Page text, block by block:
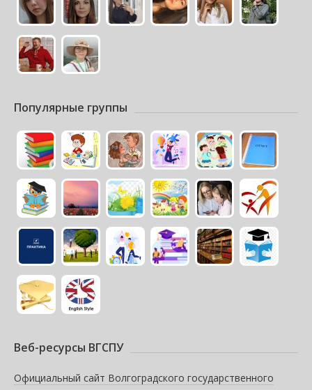
Популярные группы
Веб-ресурсы ВГСПУ
Официальный сайт Волгоградского государственного